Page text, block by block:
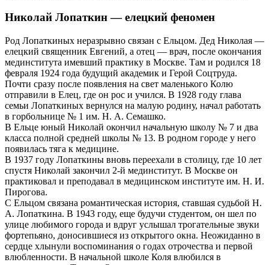
Николай Лопаткин — елецкий феномен
Род Лопаткиных неразрывно связан с Ельцом. Дед Николая —
елецкий священник Евгений, а отец — врач, после окончания
мединститута имевший практику в Москве. Там и родился 18
февраля 1924 года будущий академик и Герой Соцтруда.
Почти сразу после появления на свет маленького Колю
отправили в Елец, где он рос и учился. В 1928 году глава
семьи Лопаткиных вернулся на малую родину, начал работать
в горбольнице № 1 им. Н. А. Семашко.
В Ельце юный Николай окончил начальную школу № 7 и два
класса полной средней школы № 13. В родном городе у него
появилась тяга к медицине.
В 1937 году Лопаткины вновь переехали в столицу, где 10 лет
спустя Николай закончил 2-й мединститут. В Москве он
практиковал и преподавал в медицинском институте им. Н. И.
Пирогова.
С Ельцом связана романтическая история, ставшая судьбой Н.
А. Лопаткина. В 1943 году, еще будучи студентом, он шел по
улице любимого города и вдруг услышал трогательные звуки
фортепьяно, доносившиеся из открытого окна. Неожиданно в
сердце хлынули воспоминания о годах отрочества и первой
влюбленности. В начальной школе Коля влюбился в